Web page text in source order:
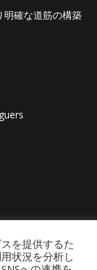
明確な道筋の構築
を提供するた
状況を分析し